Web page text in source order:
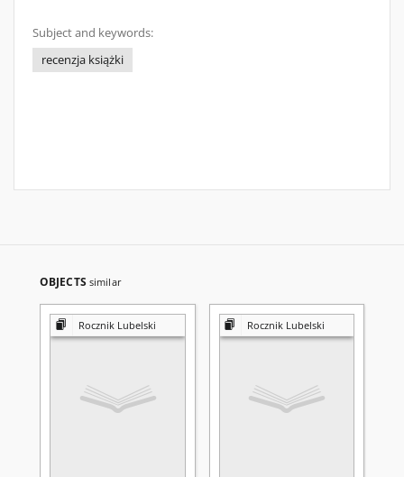
Subject and keywords:
recenzja książki
OBJECTS similar
Rocznik Lubelski Rocznik Lubelski